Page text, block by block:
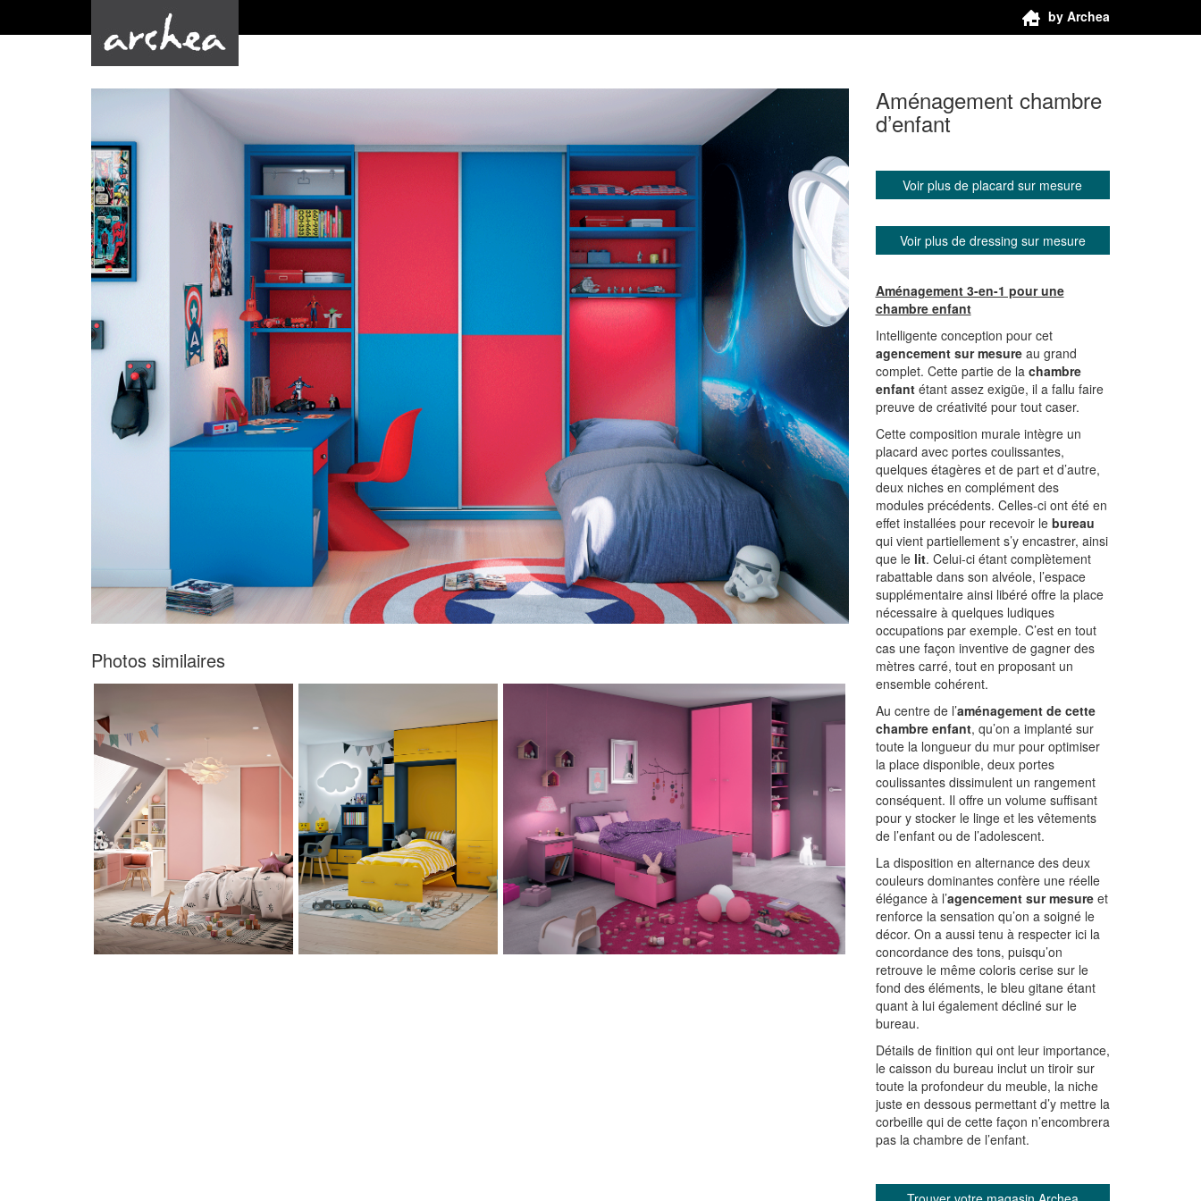
by Archea
Photos similaires
Aménagement chambre
d’enfant
Voir plus de placard sur mesure
Voir plus de dressing sur mesure
Aménagement 3-en-1 pour une
chambre enfant
Intelligente conception pour cet
agencement sur mesureau grand
complet. Cette partie de la chambre
enfantétant assez exigüe, il a fallu faire
preuve de créativité pour tout caser.
Cette composition murale intègre un
placard avec portes coulissantes,
quelques étagères et de part et d’autre,
deux niches en complément des
modules précédents. Celles-ci ont été en
effet installées pour recevoir le bureau
qui vient partiellement s’y encastrer, ainsi
que le lit. Celui-ci étant complètement
rabattable dans son alvéole, l’espace
supplémentaire ainsi libéré offre la place
nécessaire à quelques ludiques
occupations par exemple. C’est en tout
cas une façon inventive de gagner des
mètres carré, tout en proposant un
ensemble cohérent.
Au centre de l’aménagement de cette
chambre enfant, qu’on a implanté sur
toute la longueur du mur pour optimiser
la place disponible, deux portes
coulissantes dissimulent un rangement
conséquent. Il offre un volume suffisant
pour y stocker le linge et les vêtements
de l’enfant ou de l’adolescent.
La disposition en alternance des deux
couleurs dominantes confère une réelle
élégance à l’agencement sur mesureet
renforce la sensation qu’on a soigné le
décor. On a aussi tenu à respecter ici la
concordance des tons, puisqu’on
retrouve le même coloris cerise sur le
fond des éléments, le bleu gitane étant
quant à lui également décliné sur le
bureau.
Détails de finition qui ont leur importance,
le caisson du bureau inclut un tiroir sur
toute la profondeur du meuble, la niche
juste en dessous permettant d’y mettre la
corbeille qui de cette façon n’encombrera
pas la chambre de l’enfant.